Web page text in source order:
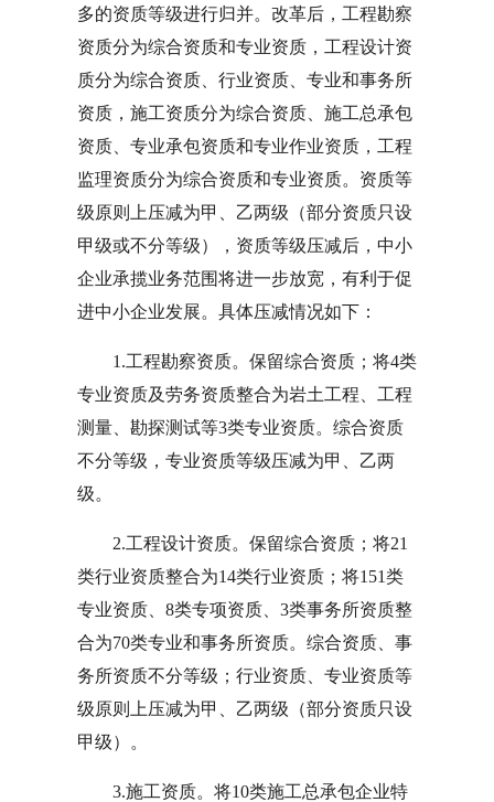
多的资质等级进行归并。改革后，工程勘察
资质分为综合资质和专业资质，工程设计资
质分为综合资质、行业资质、专业和事务所
资质，施工资质分为综合资质、施工总承包
资质、专业承包资质和专业作业资质，工程
监理资质分为综合资质和专业资质。资质等
级原则上压减为甲、乙两级（部分资质只设
甲级或不分等级），资质等级压减后，中小
企业承揽业务范围将进一步放宽，有利于促
进中小企业发展。具体压减情况如下：
1.工程勘察资质。保留综合资质；将4类
专业资质及劳务资质整合为岩土工程、工程
测量、勘探测试等3类专业资质。综合资质
不分等级，专业资质等级压减为甲、乙两
级。
2.工程设计资质。保留综合资质；将21
类行业资质整合为14类行业资质；将151类
专业资质、8类专项资质、3类事务所资质整
合为70类专业和事务所资质。综合资质、事
务所资质不分等级；行业资质、专业资质等
级原则上压减为甲、乙两级（部分资质只设
甲级）。
3.施工资质。将10类施工总承包企业特